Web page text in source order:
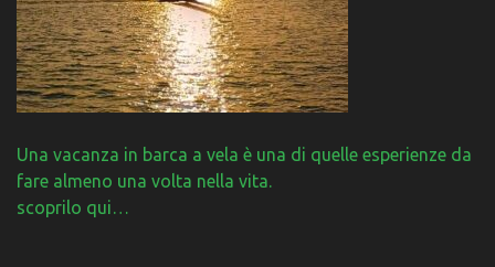
Una vacanza in barca a vela è una di quelle esperienze da
fare almeno una volta nella vita.
scoprilo qui…